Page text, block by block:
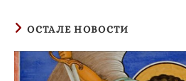
ОСТАЛЕ НОВОСТИ